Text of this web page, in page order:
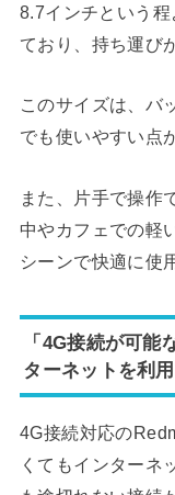
8.7インチという程
ており、持ち運び
このサイズは、バ
でも使いやすい点
また、片手で操作
中やカフェでの軽
シーンで快適に使
「4G接続が可
ターネットを利用
4G接続対応の
くてもインターネ